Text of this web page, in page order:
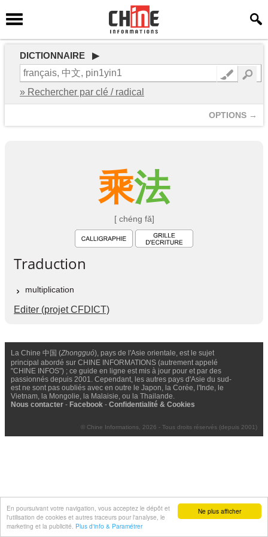
Ne plus afficher
En poursuivant votre navigation, vous acceptez le dépôt et
l'utilisation de cookies et autres traceurs pour l'analyse, le
marketing et la publicité. Plus d'info & Paramétrer
DICTIONNAIRE ▶
» Rechercher par clé / radical
OPTIONS →
乘法
[ chéng fǎ]
Traduction
multiplication
Editer (projet CFDICT)
La Chine 中国 (Zhongguó), pays de l'Asie orientale, est le sujet
principal abordé sur CHINE INFORMATIONS (autrement appelé
"CHINE INFOS") ; ce guide en ligne est mis à jour pour et par des
passionnés depuis 2001. Cependant, les autres pays d'Asie du sud-
est ne sont pas oubliés avec en outre le Japon, la Corée, l'Inde, le
Vietnam, la Mongolie, la Malaisie, ou la Thailande.
Nous contacter - Facebook - Confidentialité & Cookies
© Chine Informations, 2026 - Tous droits réservés (depuis 2001)